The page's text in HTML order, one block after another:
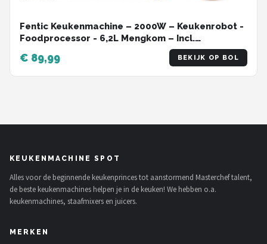
Fentic Keukenmachine – 2000W – Keukenrobot -
Foodprocessor - 6,2L Mengkom – Incl.
Beschermhoes en extra Accessoires – Zwart
€ 89,99 BEKIJK OP BOL
KEUKENMACHINE SPOT
Alles voor de beginnende keukenprinces tot aanstormend Masterchef talent,
de beste keukenmachines helpen je in de keuken! We hebben o.a.
keukenmachines, staafmixers en juicers.
MERKEN